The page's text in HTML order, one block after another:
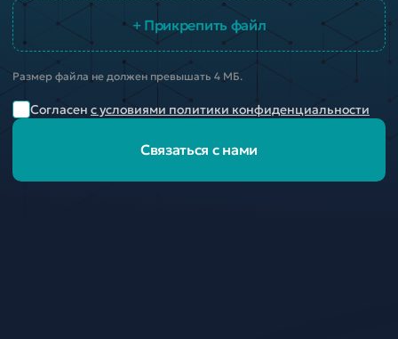
+ Прикрепить файл
Размер файла не должен превышать 4 МБ.
Согласен с условиями политики конфиденциальности
Связаться с нами